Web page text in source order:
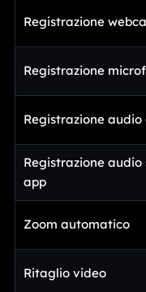
Registrazione
Registrazione
Registrazione audio
Registrazione
app
Zoom automatico
Ritaglio video